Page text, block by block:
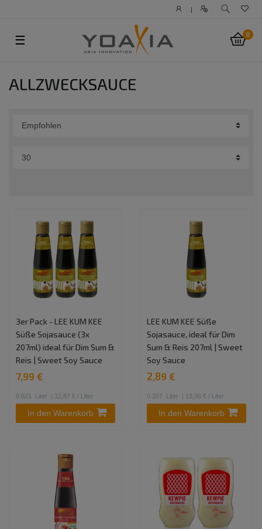
|
0
☰
ALLZWECKSAUCE
3er Pack - LEE KUM KEE
Süße Sojasauce (3x
207ml) ideal für Dim Sum &
Reis | Sweet Soy Sauce
7,99 €
0.621 Liter | 12,87 € / Liter
In den Warenkorb
LEE KUM KEE Süße
Sojasauce, ideal für Dim
Sum & Reis 207ml | Sweet
Soy Sauce
2,89 €
0.207 Liter | 13,96 € / Liter
In den Warenkorb